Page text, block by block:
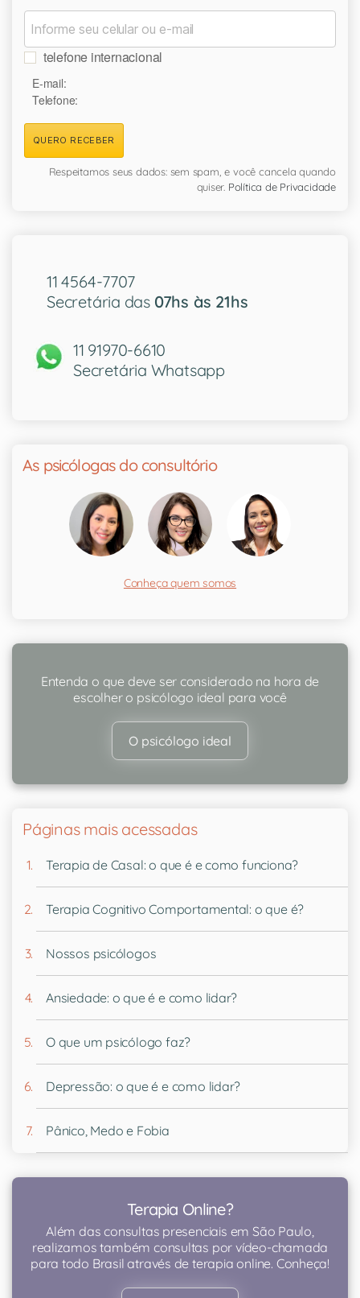
telefone internacional
E-mail:
Telefone:
QUERO RECEBER
Respeitamos seus dados: sem spam, e você cancela quando
quiser. Política de Privacidade
11 4564-7707
Secretária das 07hs às 21hs
11 91970-6610
Secretária Whatsapp
As psicólogas do consultório
Conheça quem somos
Entenda o que deve ser considerado na hora de
escolher o psicólogo ideal para você
O psicólogo ideal
Páginas mais acessadas
Terapia de Casal: o que é e como funciona?
Terapia Cognitivo Comportamental: o que é?
Nossos psicólogos
Ansiedade: o que é e como lidar?
O que um psicólogo faz?
Depressão: o que é e como lidar?
Pânico, Medo e Fobia
Terapia Online?
Além das consultas presenciais em São Paulo,
realizamos também consultas por vídeo-chamada
para todo Brasil através de terapia online. Conheça!